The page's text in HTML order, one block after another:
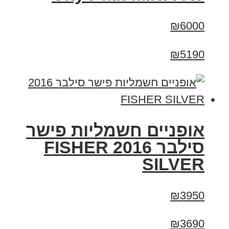
₪6000
₪5190
אופניים חשמליות פישר
סילבר 2016 FISHER
SILVER
₪3950
₪3690